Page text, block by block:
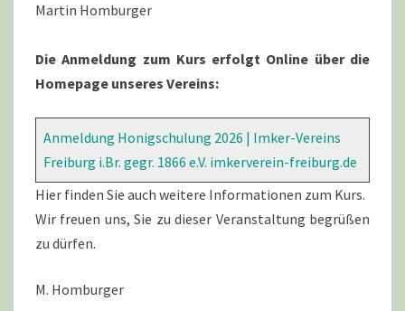
Martin Homburger
Die Anmeldung zum Kurs erfolgt Online über die
Homepage unseres Vereins:
Anmeldung Honigschulung 2026 | Imker-Vereins
Freiburg i.Br. gegr. 1866 e.V. imkerverein-freiburg.de
Hier finden Sie auch weitere Informationen zum Kurs.
Wir freuen uns, Sie zu dieser Veranstaltung begrüßen
zu dürfen.
M. Homburger